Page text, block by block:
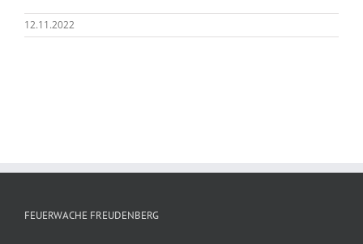
12.11.2022
FEUERWACHE FREUDENBERG